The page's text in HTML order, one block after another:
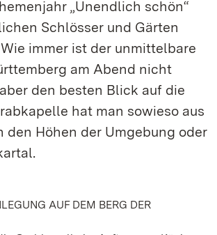
„Unendlich schön“
Schlösser und Gärten
immer ist der unmittelbare
am Abend nicht
den besten Blick auf die
hat man sowieso aus
den Höhen der Umgebung oder
AUF DEM BERG DER